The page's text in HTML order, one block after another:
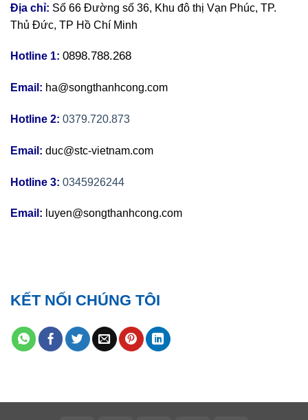
Địa chỉ: Số 66 Đường số 36, Khu đô thị Vạn Phúc, TP.
Thủ Đức, TP Hồ Chí Minh
Hotline 1: 0898.788.268
Email: ha@songthanhcong.com
Hotline 2: 0379.720.873
Email: duc@stc-vietnam.com
Hotline 3: 0345926244
Email: luyen@songthanhcong.com
KẾT NỐI CHÚNG TÔI